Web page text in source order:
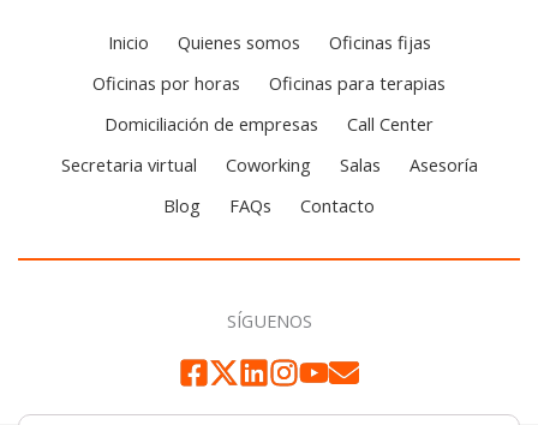
Inicio Quienes somos
Oficinas fijas
Oficinas por horas
Oficinas para terapias
Domiciliación de empresas
Call Center
Secretaria virtual
Coworking Salas
Asesoría
Blog
FAQs Contacto
SÍGUENOS